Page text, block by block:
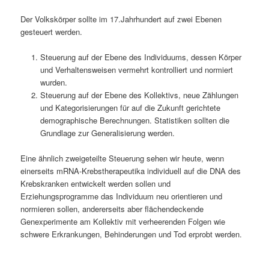
Der Volkskörper sollte im 17.Jahrhundert auf zwei Ebenen
gesteuert werden.
Steuerung auf der Ebene des Individuums, dessen Körper
und Verhaltensweisen vermehrt kontrolliert und normiert
wurden.
Steuerung auf der Ebene des Kollektivs, neue Zählungen
und Kategorisierungen für auf die Zukunft gerichtete
demographische Berechnungen. Statistiken sollten die
Grundlage zur Generalisierung werden.
Eine ähnlich zweigeteilte Steuerung sehen wir heute, wenn
einerseits mRNA-Krebstherapeutika individuell auf die DNA des
Krebskranken entwickelt werden sollen und
Erziehungsprogramme das Individuum neu orientieren und
normieren sollen, andererseits aber flächendeckende
Genexperimente am Kollektiv mit verheerenden Folgen wie
schwere Erkrankungen, Behinderungen und Tod erprobt werden.